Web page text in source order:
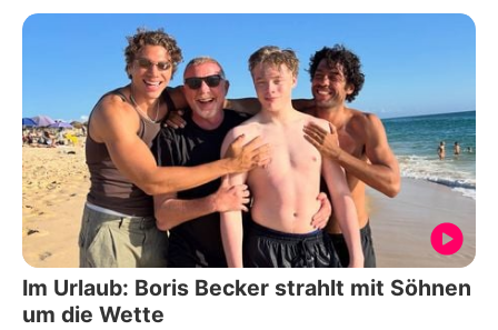
Im Urlaub: Boris Becker strahlt mit Söhnen
um die Wette